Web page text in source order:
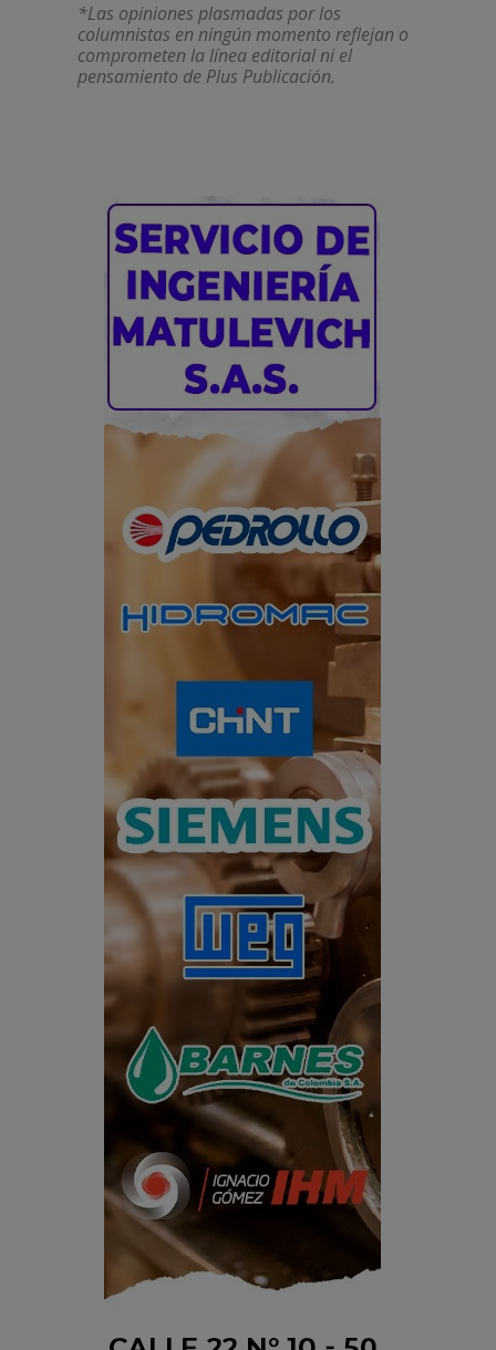
*Las opiniones plasmadas por los
columnistas en ningún momento reflejan o
comprometen la línea editorial ni el
pensamiento de Plus Publicación.